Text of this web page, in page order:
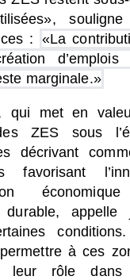
,
:
«La
marginale.»
qui met en
ZES sous
décrivant
favorisant
durable, appelle
à ces
leur rôle dans